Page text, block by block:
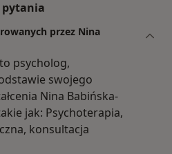
pytania
przez Nina
psycholog,
swojego
Nina Babińska-
jak: Psychoterapia,
konsultacja